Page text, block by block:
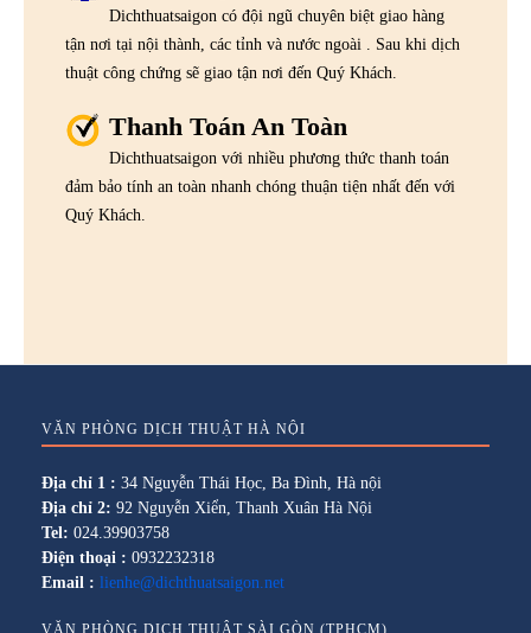
Dichthuatsaigon có đội ngũ chuyên biệt giao hàng
tận nơi tại nội thành, các tỉnh và nước ngoài . Sau khi dịch
thuật công chứng sẽ giao tận nơi đến Quý Khách.
Thanh Toán An Toàn
Dichthuatsaigon với nhiều phương thức thanh toán
đảm bảo tính an toàn nhanh chóng thuận tiện nhất đến với
Quý Khách.
VĂN PHÒNG DỊCH THUẬT HÀ NỘI
Địa chỉ 1 : 34 Nguyễn Thái Học, Ba Đình, Hà nội
Địa chỉ 2: 92 Nguyễn Xiển, Thanh Xuân Hà Nội
Tel: 024.39903758
Điện thoại : 0932232318
Email : lienhe@dichthuatsaigon.net
VĂN PHÒNG DỊCH THUẬT SÀI GÒN (TPHCM)